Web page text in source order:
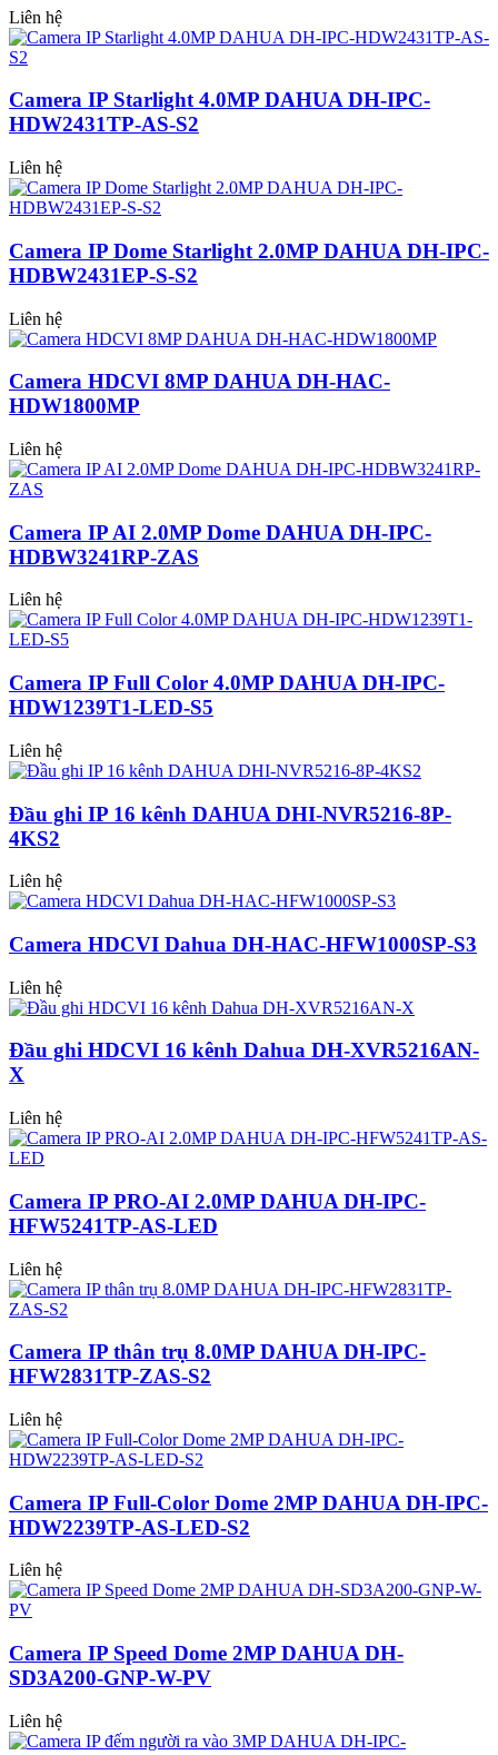
Liên hệ
Camera IP Starlight 4.0MP DAHUA DH-IPC-
HDW2431TP-AS-S2
Liên hệ
Camera IP Dome Starlight 2.0MP DAHUA DH-IPC-
HDBW2431EP-S-S2
Liên hệ
Camera HDCVI 8MP DAHUA DH-HAC-
HDW1800MP
Liên hệ
Camera IP AI 2.0MP Dome DAHUA DH-IPC-
HDBW3241RP-ZAS
Liên hệ
Camera IP Full Color 4.0MP DAHUA DH-IPC-
HDW1239T1-LED-S5
Liên hệ
Đầu ghi IP 16 kênh DAHUA DHI-NVR5216-8P-
4KS2
Liên hệ
Camera HDCVI Dahua DH-HAC-HFW1000SP-S3
Liên hệ
Đầu ghi HDCVI 16 kênh Dahua DH-XVR5216AN-
X
Liên hệ
Camera IP PRO-AI 2.0MP DAHUA DH-IPC-
HFW5241TP-AS-LED
Liên hệ
Camera IP thân trụ 8.0MP DAHUA DH-IPC-
HFW2831TP-ZAS-S2
Liên hệ
Camera IP Full-Color Dome 2MP DAHUA DH-IPC-
HDW2239TP-AS-LED-S2
Liên hệ
Camera IP Speed Dome 2MP DAHUA DH-
SD3A200-GNP-W-PV
Liên hệ